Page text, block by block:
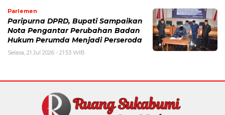
Parlemen
Paripurna DPRD, Bupati Sampaikan
Nota Pengantar Perubahan Badan
Hukum Perumda Menjadi Perseroda
Selasa, 21 Jul 2026 - 21:53 WIB